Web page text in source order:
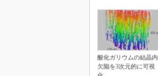
酸化ガリウムの結晶内
欠陥を3次元的に可視